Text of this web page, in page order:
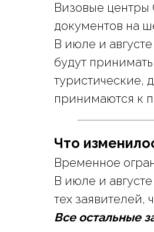
Визовые
документов на
В июле и
будут
туристические,
принимаются к
Что
Временное
В июле и
тех заявителей,
Все остальные